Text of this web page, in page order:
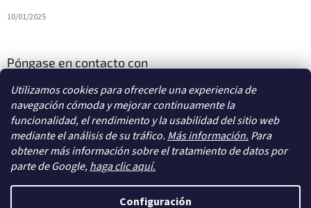
Utilizamos cookies para ofrecerle una experiencia de
navegación cómoda y mejorar continuamente la
funcionalidad, el rendimiento y la usabilidad del sitio web
mediante el análisis de su tráfico. Más información. Para
obtener más información sobre el tratamiento de datos por
parte de Google,haga clic aquí.
Configuración
10/01/2025
Póngase en contacto con
info@diagstore.es